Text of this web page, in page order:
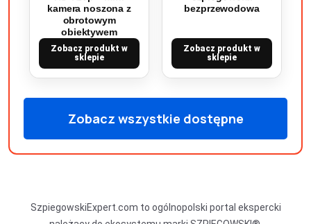
kamera noszona z
obrotowym
obiektywem
Zobacz produkt w
sklepie
bezprzewodowa
Zobacz produkt w
sklepie
Zobacz wszystkie dostępne
produkty
SzpiegowskiExpert.com to ogólnopolski portal ekspercki